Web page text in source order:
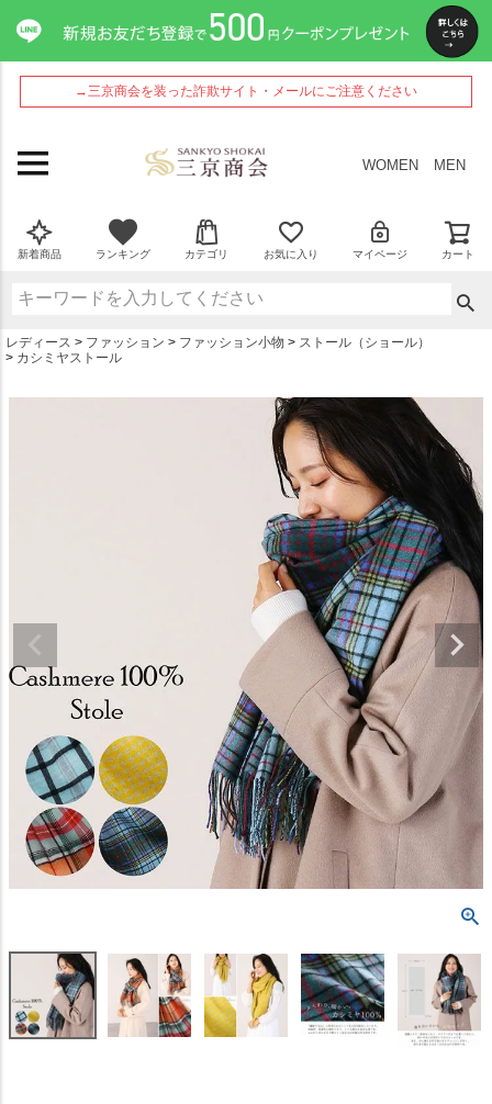
→三京商会を装った詐欺サイト・メールにご注意ください
WOMEN MEN
新着商品 ランキング カテゴリ お気に入り マイページ カート
レディース ファッション ファッション小物
ストール（ショール）
カシミヤストール
ペー
ジト
ップ
へ